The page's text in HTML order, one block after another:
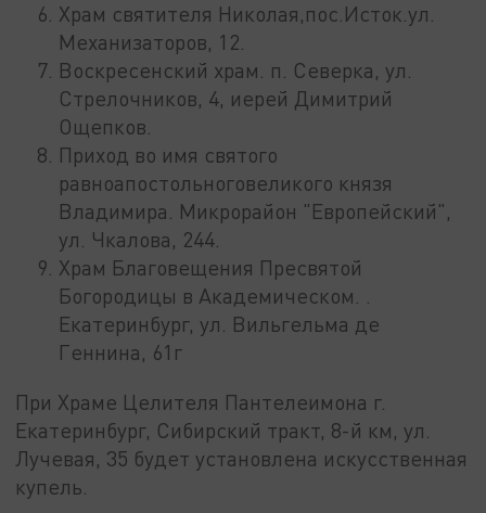
Храм святителя Николая,пос.Исток.ул.
Механизаторов, 12.
Воскресенский храм. п. Северка, ул.
Стрелочников, 4, иерей Димитрий
Ощепков.
Приход во имя святого
равноапостольноговеликого князя
Владимира. Микрорайон "Европейский",
ул. Чкалова, 244.
Храм Благовещения Пресвятой
Богородицы в Академическом. .
Екатеринбург, ул. Вильгельма де
Геннина, 61г
При Храме Целителя Пантелеимона г.
Екатеринбург, Сибирский тракт, 8-й км, ул.
Лучевая, 35 будет установлена искусственная
купель.